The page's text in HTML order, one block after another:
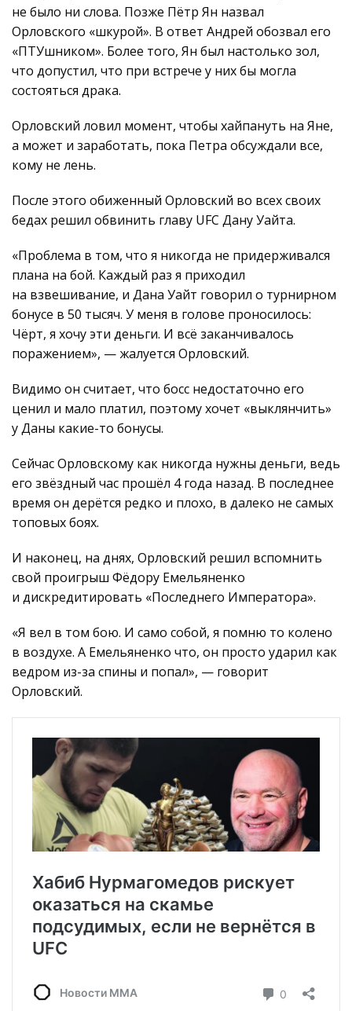
не было ни слова. Позже Пётр Ян назвал
Орловского «шкурой». В ответ Андрей обозвал его
«ПТУшником». Более того, Ян был настолько зол,
что допустил, что при встрече у них бы могла
состояться драка.
Орловский ловил момент, чтобы хайпануть на Яне,
а может и заработать, пока Петра обсуждали все,
кому не лень.
После этого обиженный Орловский во всех своих
бедах решил обвинить главу UFC Дану Уайта.
«Проблема в том, что я никогда не придерживался
плана на бой. Каждый раз я приходил
на взвешивание, и Дана Уайт говорил о турнирном
бонусе в 50 тысяч. У меня в голове проносилось:
Чёрт, я хочу эти деньги. И всё заканчивалось
поражением», — жалуется Орловский.
Видимо он считает, что босс недостаточно его
ценил и мало платил, поэтому хочет «выклянчить»
у Даны какие-то бонусы.
Сейчас Орловскому как никогда нужны деньги, ведь
его звёздный час прошёл 4 года назад. В последнее
время он дерётся редко и плохо, в далеко не самых
топовых боях.
И наконец, на днях, Орловский решил вспомнить
свой проигрыш Фёдору Емельяненко
и дискредитировать «Последнего Императора».
«Я вел в том бою. И само собой, я помню то колено
в воздухе. А Емельяненко что, он просто ударил как
ведром из-за спины и попал», — говорит
Орловский.